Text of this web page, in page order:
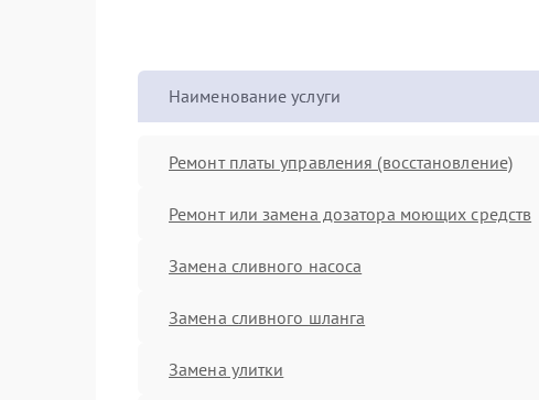
Наименование услуги
Ремонт платы управления (восстановление)
Ремонт или замена дозатора моющих средств
Замена сливного насоса
Замена сливного шланга
Замена улитки